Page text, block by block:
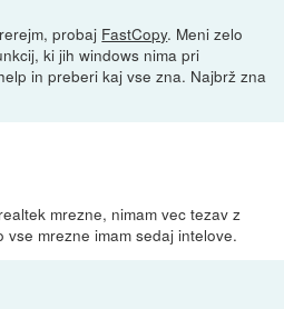
probaj FastCopy. Meni zelo
ki jih windows nima pri
in preberi kaj vse zna. Najbrž zna
mrezne, nimam vec tezav z
mrezne imam sedaj intelove.